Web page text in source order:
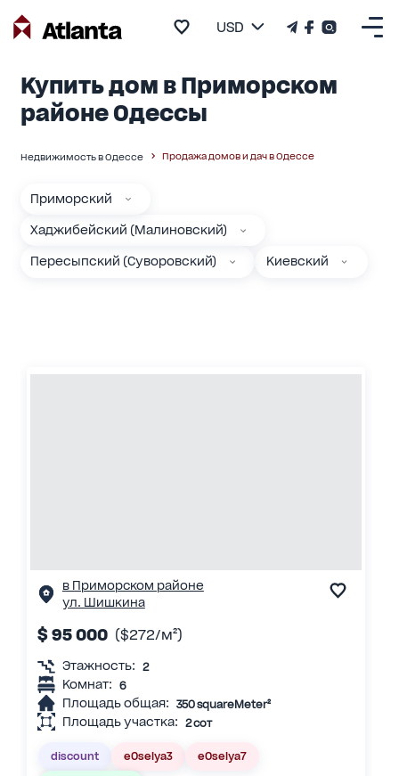
USD
Купить дом в Приморском
районе Одессы
Недвижимость в Одессе Продажа домов и дач в Одессе
Приморский
Хаджибейский (Малиновский)
Пересыпский (Суворовский) Киевский
в Приморском районе
ул. Шишкина
$ 95 000 ($272/м²)
Этажность: 2
Комнат: 6
Площадь общая: 350 squareMeter²
Площадь участка: 2 сот
discount eOselya3 eOselya7